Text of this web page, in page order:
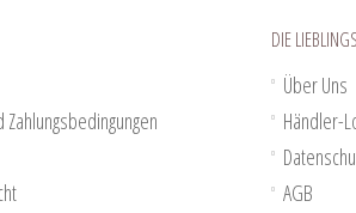
DIE
Über Uns
Händler-
AGB